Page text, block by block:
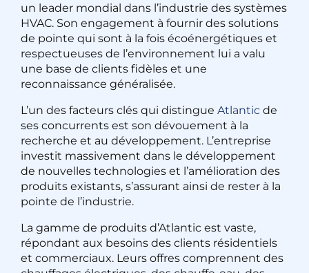
un leader mondial dans l’industrie des systèmes
HVAC. Son engagement à fournir des solutions
de pointe qui sont à la fois écoénergétiques et
respectueuses de l’environnement lui a valu
une base de clients fidèles et une
reconnaissance généralisée.
L’un des facteurs clés qui distingue Atlantic de
ses concurrents est son dévouement à la
recherche et au développement. L’entreprise
investit massivement dans le développement
de nouvelles technologies et l’amélioration des
produits existants, s’assurant ainsi de rester à la
pointe de l’industrie.
La gamme de produits d’Atlantic est vaste,
répondant aux besoins des clients résidentiels
et commerciaux. Leurs offres comprennent des